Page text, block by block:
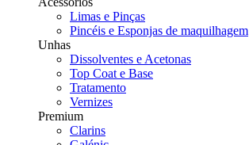
Limas e Pinças
Pincéis e Esponjas de maquilhagem
Unhas
Dissolventes e Acetonas
Top Coat e Base
Tratamento
Vernizes
Premium
Clarins